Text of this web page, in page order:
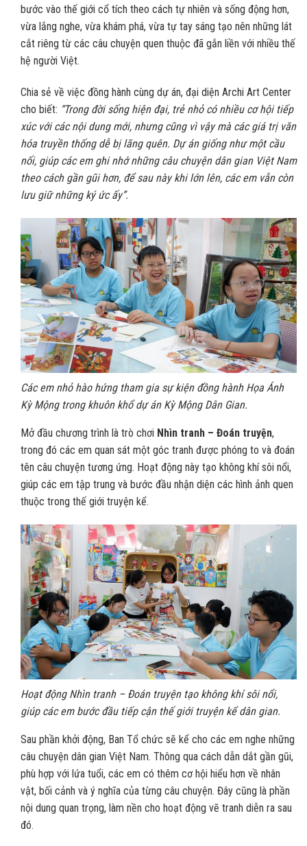
bước vào thế giới cổ tích theo cách tự nhiên và sống động hơn,
vừa lắng nghe, vừa khám phá, vừa tự tay sáng tạo nên những lát
cắt riêng từ các câu chuyện quen thuộc đã gắn liền với nhiều thế
hệ người Việt.
Chia sẻ về việc đồng hành cùng dự án, đại diện Archi Art Center
cho biết: “Trong đời sống hiện đại, trẻ nhỏ có nhiều cơ hội tiếp
xúc với các nội dung mới, nhưng cũng vì vậy mà các giá trị văn
hóa truyền thống dễ bị lãng quên. Dự án giống như một cầu
nối, giúp các em ghi nhớ những câu chuyện dân gian Việt Nam
theo cách gần gũi hơn, để sau này khi lớn lên, các em vẫn còn
lưu giữ những ký ức ấy”.
Các em nhỏ hào hứng tham gia sự kiện đồng hành Họa Ánh
Kỳ Mộng trong khuôn khổ dự án Kỳ Mộng Dân Gian.
Mở đầu chương trình là trò chơi Nhìn tranh – Đoán truyện,
trong đó các em quan sát một góc tranh được phóng to và đoán
tên câu chuyện tương ứng. Hoạt động này tạo không khí sôi nổi,
giúp các em tập trung và bước đầu nhận diện các hình ảnh quen
thuộc trong thế giới truyện kể.
Hoạt động Nhìn tranh – Đoán truyện tạo không khí sôi nổi,
giúp các em bước đầu tiếp cận thế giới truyện kể dân gian.
Sau phần khởi động, Ban Tổ chức sẽ kể cho các em nghe những
câu chuyện dân gian Việt Nam. Thông qua cách dẫn dắt gần gũi,
phù hợp với lứa tuổi, các em có thêm cơ hội hiểu hơn về nhân
vật, bối cảnh và ý nghĩa của từng câu chuyện. Đây cũng là phần
nội dung quan trọng, làm nền cho hoạt động vẽ tranh diễn ra sau
đó.